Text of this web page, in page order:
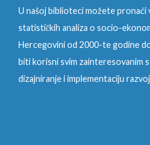
U našoj biblioteci možete pronaći
statističkih analiza o socio-
Hercegovini od 2000-te godine
biti korisni svim zainteresovanim
dizajniranje i implementaciju